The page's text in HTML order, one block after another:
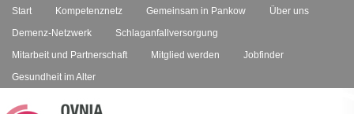
Start Kompetenznetz Gemeinsam in Pankow
Über uns
Demenz-Netzwerk
Schlaganfallversorgung
Mitarbeit und Partnerschaft
Mitglied werden
Jobfinder
Gesundheit im Alter